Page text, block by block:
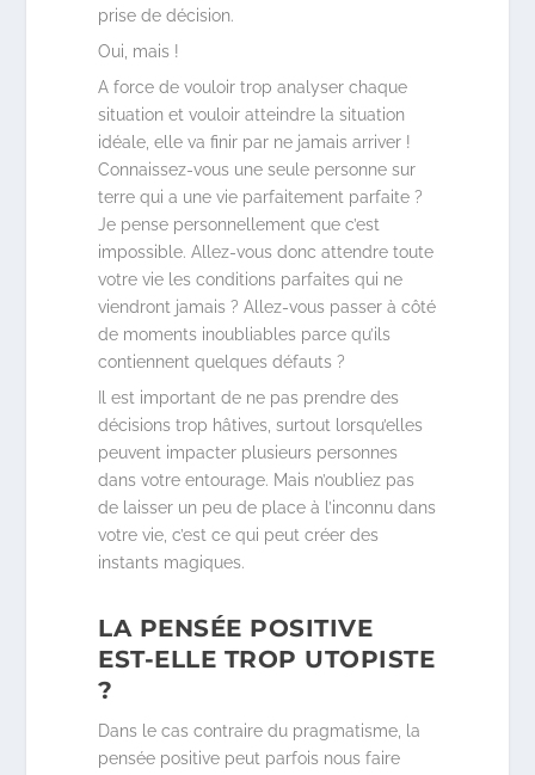
prise de décision.
Oui, mais !
A force de vouloir trop analyser chaque
situation et vouloir atteindre la situation
idéale, elle va finir par ne jamais arriver !
Connaissez-vous une seule personne sur
terre qui a une vie parfaitement parfaite ?
Je pense personnellement que c’est
impossible. Allez-vous donc attendre toute
votre vie les conditions parfaites qui ne
viendront jamais ? Allez-vous passer à côté
de moments inoubliables parce qu’ils
contiennent quelques défauts ?
Il est important de ne pas prendre des
décisions trop hâtives, surtout lorsqu’elles
peuvent impacter plusieurs personnes
dans votre entourage. Mais n’oubliez pas
de laisser un peu de place à l’inconnu dans
votre vie, c’est ce qui peut créer des
instants magiques.
LA PENSÉE POSITIVE
EST-ELLE TROP UTOPISTE
?
Dans le cas contraire du pragmatisme, la
pensée positive peut parfois nous faire